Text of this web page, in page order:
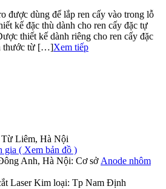
được dùng để lắp ren cấy vào trong lỗ
kế đặc thù dành cho ren cấy đặc tự
thiết kế dành riêng cho ren cấy đặc
thước từ […]Xem tiếp
Liêm, Hà Nội
( Xem bản đồ )
Anh, Hà Nội: Cơ sở Anode nhôm
Laser Kim loại: Tp Nam Định